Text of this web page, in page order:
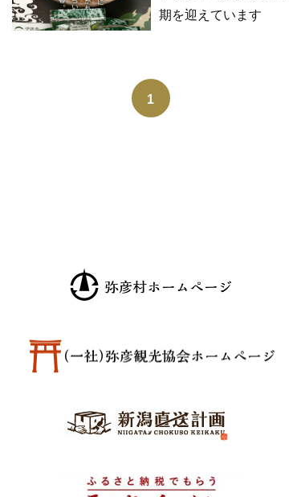
期を迎えています
1